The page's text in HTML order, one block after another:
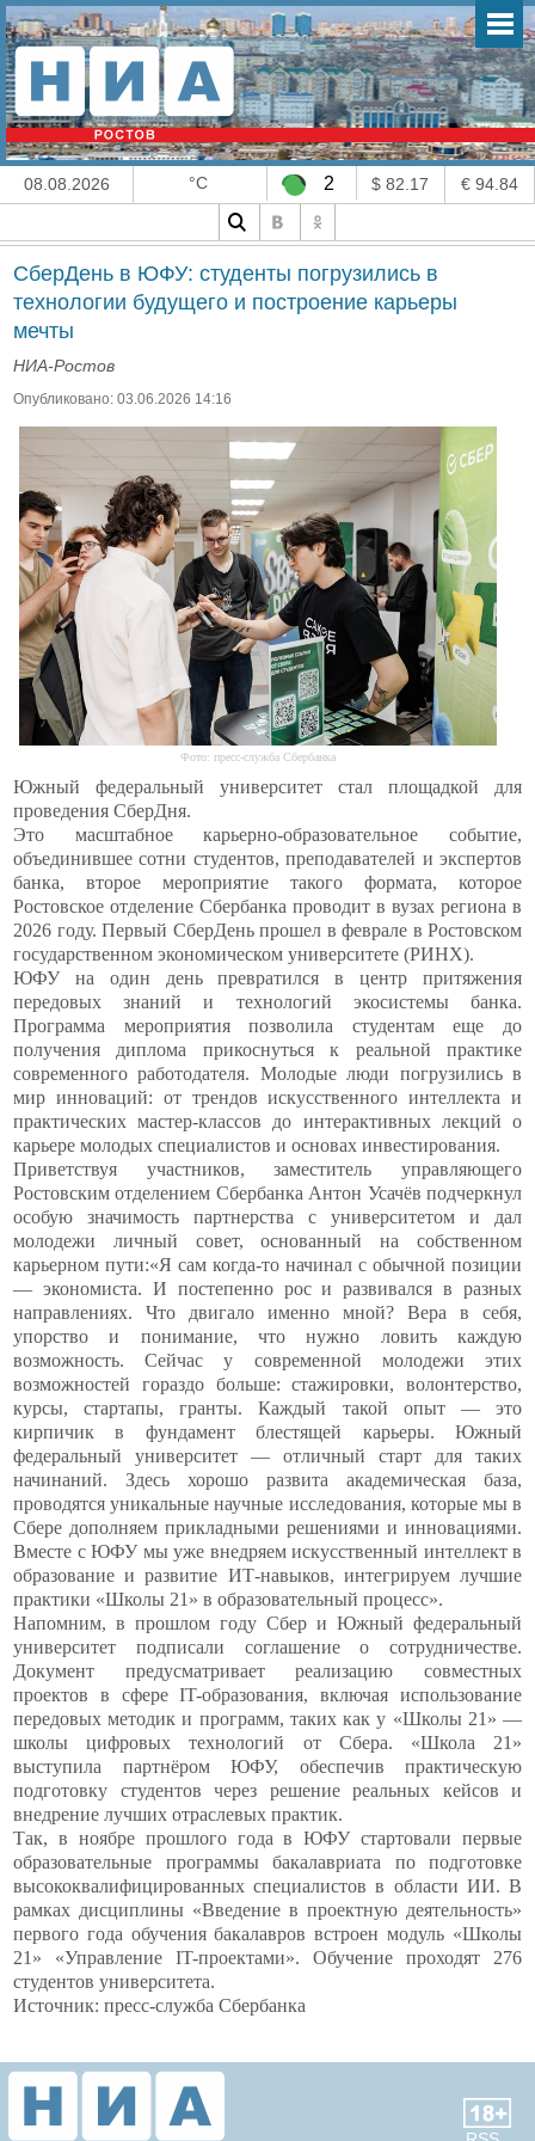
08.08.2026 °C 2 $ 82.17 € 94.84
СберДень в ЮФУ: студенты погрузились в
технологии будущего и построение карьеры
мечты
НИА-Ростов
Опубликовано: 03.06.2026 14:16
Фото: пресс-служба Сбербанка
Южный федеральный университет стал площадкой для
проведения СберДня.
Это масштабное карьерно-образовательное событие,
объединившее сотни студентов, преподавателей и экспертов
банка, второе мероприятие такого формата, которое
Ростовское отделение Сбербанка проводит в вузах региона в
2026 году. Первый СберДень прошел в феврале в Ростовском
государственном экономическом университете (РИНХ).
ЮФУ на один день превратился в центр притяжения
передовых знаний и технологий экосистемы банка.
Программа мероприятия позволила студентам еще до
получения диплома прикоснуться к реальной практике
современного работодателя. Молодые люди погрузились в
мир инноваций: от трендов искусственного интеллекта и
практических мастер-классов до интерактивных лекций о
карьере молодых специалистов и основах инвестирования.
Приветствуя участников, заместитель управляющего
Ростовским отделением Сбербанка Антон Усачёв подчеркнул
особую значимость партнерства с университетом и дал
молодежи личный совет, основанный на собственном
карьерном пути:«Я сам когда-то начинал с обычной позиции
— экономиста. И постепенно рос и развивался в разных
направлениях. Что двигало именно мной? Вера в себя,
упорство и понимание, что нужно ловить каждую
возможность. Сейчас у современной молодежи этих
возможностей гораздо больше: стажировки, волонтерство,
курсы, стартапы, гранты. Каждый такой опыт — это
кирпичик в фундамент блестящей карьеры. Южный
федеральный университет — отличный старт для таких
начинаний. Здесь хорошо развита академическая база,
проводятся уникальные научные исследования, которые мы в
Сбере дополняем прикладными решениями и инновациями.
Вместе с ЮФУ мы уже внедряем искусственный интеллект в
образование и развитие ИТ-навыков, интегрируем лучшие
практики «Школы 21» в образовательный процесс».
Напомним, в прошлом году Сбер и Южный федеральный
университет подписали соглашение о сотрудничестве.
Документ предусматривает реализацию совместных
проектов в сфере IT-образования, включая использование
передовых методик и программ, таких как у «Школы 21» —
школы цифровых технологий от Сбера. «Школа 21»
выступила партнёром ЮФУ, обеспечив практическую
подготовку студентов через решение реальных кейсов и
внедрение лучших отраслевых практик.
Так, в ноябре прошлого года в ЮФУ стартовали первые
образовательные программы бакалавриата по подготовке
высококвалифицированных специалистов в области ИИ. В
рамках дисциплины «Введение в проектную деятельность»
первого года обучения бакалавров встроен модуль «Школы
21» «Управление IT-проектами». Обучение проходят 276
студентов университета.
Источник: пресс-служба Сбербанка